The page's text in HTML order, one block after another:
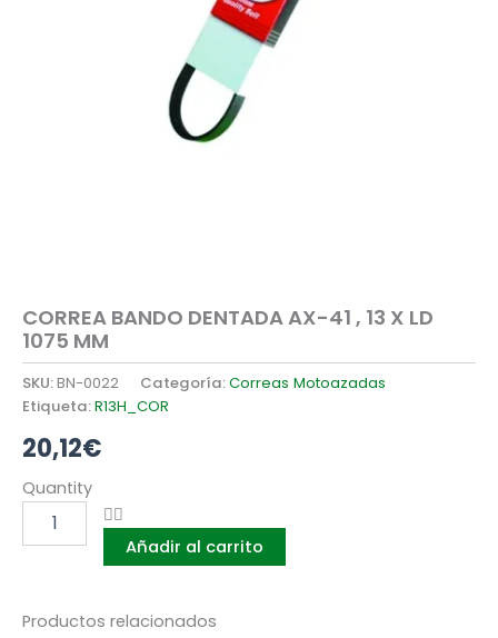
CORREA BANDO DENTADA AX-41 , 13 X LD
1075 MM
SKU:BN-0022 Categoría:Correas Motoazadas
Etiqueta:R13H_COR
20,12€
Quantity
CORREA
BANDO
DENTADA
AX-
13
Añadir al carrito
Productos relacionados